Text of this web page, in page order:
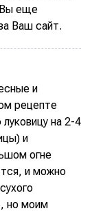
Вы еще
Ваш сайт.
и
рецепте
на 2-4
и
огне
и можно
но моим